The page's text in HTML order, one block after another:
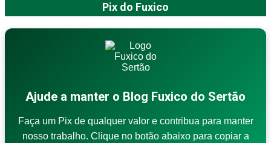
Pix do Fuxico
Ajude a manter o Blog Fuxico do Sertão
Faça um Pix de qualquer valor e contribua para manter
nosso trabalho. Clique no botão abaixo para copiar a